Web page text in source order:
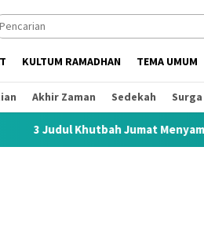
KULTUM RAMADHAN TEMA UMUM
Akhir Zaman Sedekah
Jumat Menyambut Bulan